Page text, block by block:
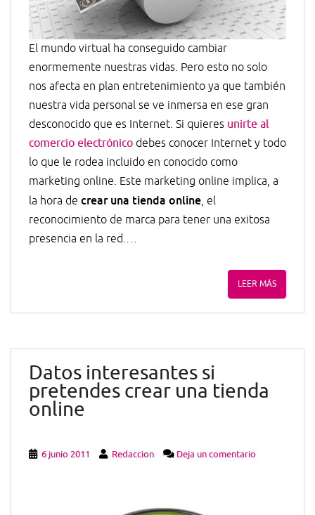
El mundo virtual ha conseguido cambiar
enormemente nuestras vidas. Pero esto no solo
nos afecta en plan entretenimiento ya que también
nuestra vida personal se ve inmersa en ese gran
desconocido que es Internet. Si quieres unirte al
comercio electrónico debes conocer Internet y todo
lo que le rodea incluido en conocido como
marketing online. Este marketing online implica, a
la hora de crear una tienda online, el
reconocimiento de marca para tener una exitosa
presencia en la red.…
LEER MÁS
Datos interesantes si
pretendes crear una tienda
online
6 junio 2011 Redaccion Deja un comentario